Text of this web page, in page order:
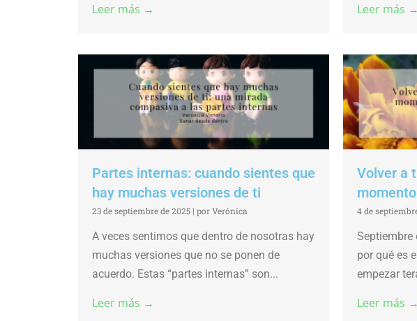
Leer más → Leer más →
Partes internas: cuando sientes que
hay muchas versiones de ti
23 de septiembre de 2025 | por Verónica
A veces sentimos que dentro de nosotras hay
muchas versiones que no se ponen de
acuerdo. Estas “partes internas” son...
Leer más →
Volver a
4 de
Septiembre
por qué es
empezar
Leer más →